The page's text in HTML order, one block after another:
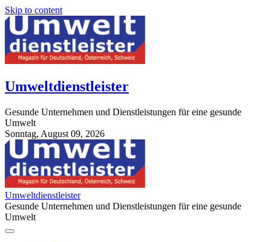
Skip to content
Umweltdienstleister
Gesunde Unternehmen und Dienstleistungen für eine gesunde
Umwelt
Sonntag, August 09, 2026
StuttgartApotheke.com
Umweltdienstleister
Gesunde Unternehmen und Dienstleistungen für eine gesunde
Umwelt